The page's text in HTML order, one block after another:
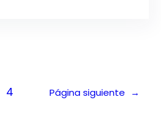
4 Página siguiente →